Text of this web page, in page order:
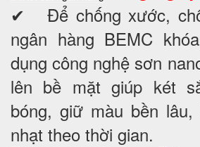
✔ Để chống xước,
ngân hàng BEMC
dụng công nghệ sơn
lên bề mặt giúp két
bóng, giữ màu bền
nhạt theo thời gian.